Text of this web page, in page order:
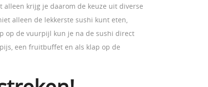
krijg je daarom de keuze uit diverse
alleen de lekkerste sushi kunt eten,
op de vuurpijl kun je na de sushi direct
een fruitbuffet en als klap op de